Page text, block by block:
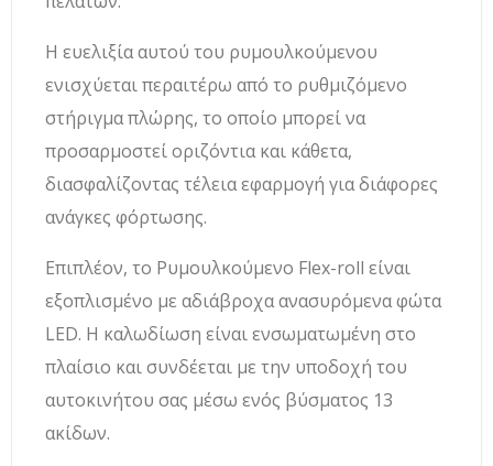
Η ευελιξία αυτού του ρυμουλκούμενου
ενισχύεται περαιτέρω από το ρυθμιζόμενο
στήριγμα πλώρης, το οποίο μπορεί να
προσαρμοστεί οριζόντια και κάθετα,
διασφαλίζοντας τέλεια εφαρμογή για διάφορες
ανάγκες φόρτωσης.
Επιπλέον, το Ρυμουλκούμενο Flex-roll είναι
εξοπλισμένο με αδιάβροχα ανασυρόμενα φώτα
LED. Η καλωδίωση είναι ενσωματωμένη στο
πλαίσιο και συνδέεται με την υποδοχή του
αυτοκινήτου σας μέσω ενός βύσματος 13
ακίδων.